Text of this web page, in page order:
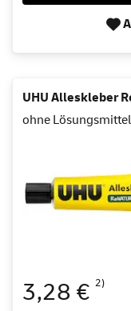
UHU Alleskleber
ohne Lösungsmittel
3,28 € 2)